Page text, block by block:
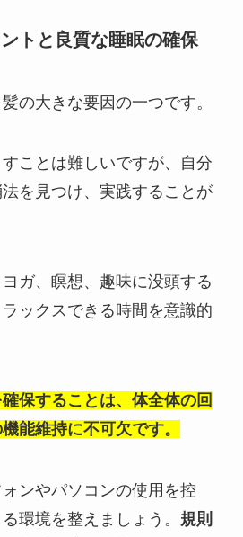
トと良質な睡眠の確保
の大きな要因の一つです。
ことは難しいですが、自分
を見つけ、実践することが
ガ、瞑想、趣味に没頭する
ックスできる時間を意識的
保することは、体全体の回
能維持に不可欠です。
ンやパソコンの使用を控
環境を整えましょう。 規則